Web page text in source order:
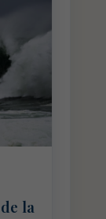
la